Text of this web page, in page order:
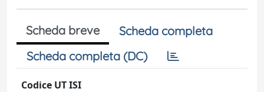
Scheda breve
Scheda completa
Scheda completa (DC)
Codice UT ISI